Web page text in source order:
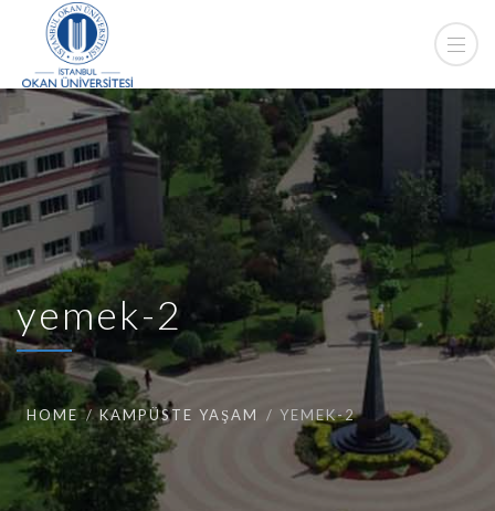
yemek-2
HOME KAMPÜSTE YAŞAM YEMEK-2